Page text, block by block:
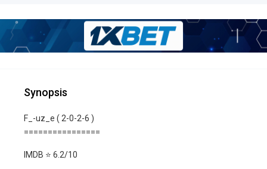
Synopsis
F_-uz_e ( 2-0-2-6 )
================
IMDB ⭐️ 6.2/10